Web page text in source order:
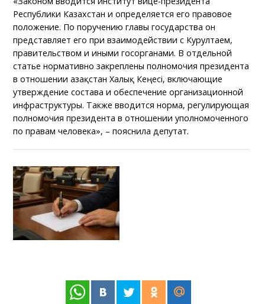
Республики Казахстан и определяется его правовое
положение. По поручению главы государства он
представляет его при взаимодействии с Курултаем,
правительством и иными госорганами. В отдельной
статье нормативно закреплены полномочия президента
в отношении Қазақстан Халық Кеңесі, включающие
утверждение состава и обеспечение организационной
инфраструктуры. Также вводится норма, регулирующая
полномочия президента в отношении уполномоченного
по правам человека», – пояснила депутат.